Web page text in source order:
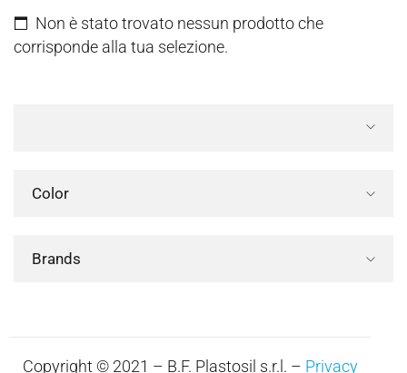
Non è stato trovato nessun prodotto che
corrisponde alla tua selezione.
Color
Brands
Copyright © 2021 – B.F. Plastosil s.r.l. – Privacy